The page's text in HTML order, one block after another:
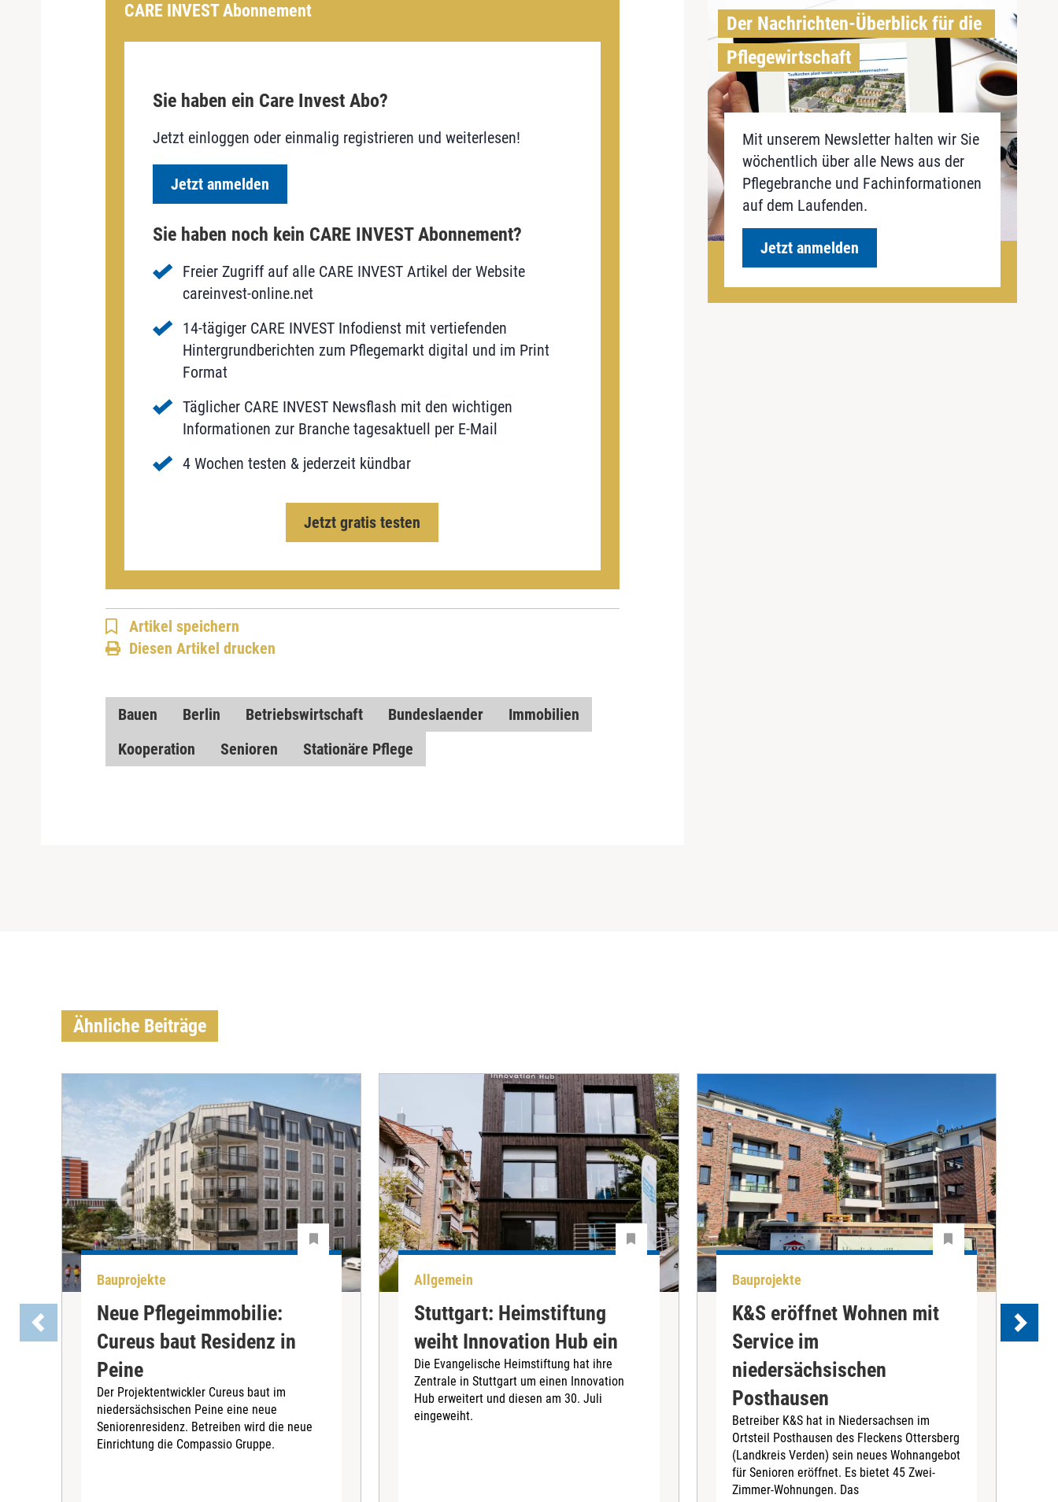
CARE INVEST Abonnement
Sie haben ein Care Invest Abo?
Jetzt einloggen oder einmalig registrieren und weiterlesen!
Jetzt anmelden
Sie haben noch kein CARE INVEST Abonnement?
Freier Zugriff auf alle CARE INVEST Artikel der Website
careinvest-online.net
14-tägiger CARE INVEST Infodienst mit vertiefenden
Hintergrundberichten zum Pflegemarkt digital und im Print
Format
Täglicher CARE INVEST Newsflash mit den wichtigen
Informationen zur Branche tagesaktuell per E-Mail
4 Wochen testen & jederzeit kündbar
Jetzt gratis testen
Artikel speichern
Diesen Artikel drucken
Bauen Berlin Betriebswirtschaft Bundeslaender
Immobilien
Kooperation
Senioren Stationäre Pflege
Der Nachrichten-Überblick für die
Pflegewirtschaft
Mit unserem Newsletter halten wir Sie
wöchentlich über alle News aus der
Pflegebranche und Fachinformationen
auf dem Laufenden.
Jetzt anmelden
Ähnliche Beiträge
Bauprojekte
Neue Pflegeimmobilie:
Cureus baut Residenz in
Peine
Der Projektentwickler Cureus baut im
niedersächsischen Peine eine neue
Seniorenresidenz. Betreiben wird die neue
Einrichtung die Compassio Gruppe.
Allgemein
Stuttgart: Heimstiftung
weiht Innovation Hub ein
Die Evangelische Heimstiftung hat ihre
Zentrale in Stuttgart um einen Innovation
Hub erweitert und diesen am 30. Juli
eingeweiht.
Bauprojekte
K&S eröffnet Wohnen mit
Service im
niedersächsischen
Posthausen
Betreiber K&S hat in Niedersachsen im
Ortsteil Posthausen des Fleckens Ottersberg
(Landkreis Verden) sein neues Wohnangebot
für Senioren eröffnet. Es bietet 45 Zwei-
Zimmer-Wohnungen. Das